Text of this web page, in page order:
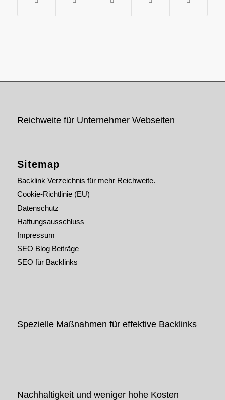
Reichweite für Unternehmer Webseiten
Sitemap
Backlink Verzeichnis für mehr Reichweite.
Cookie-Richtlinie (EU)
Datenschutz
Haftungsausschluss
Impressum
SEO Blog Beiträge
SEO für Backlinks
Spezielle Maßnahmen für effektive Backlinks
Nachhaltigkeit und weniger hohe Kosten